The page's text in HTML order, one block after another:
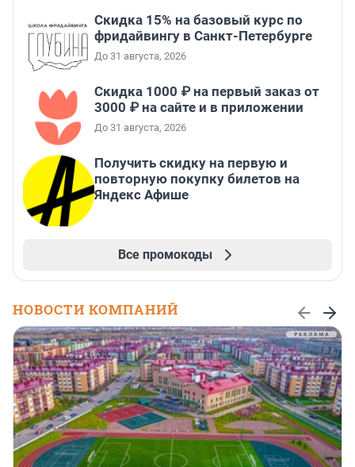
Скидка 15% на базовый курс по
фридайвингу в Санкт-Петербурге
До 31 августа, 2026
Скидка 1000 ₽ на первый заказ от
3000 ₽ на сайте и в приложении
До 31 августа, 2026
Получить скидку на первую и
повторную покупку билетов на
Яндекс Афише
Все промокоды
НОВОСТИ КОМПАНИЙ